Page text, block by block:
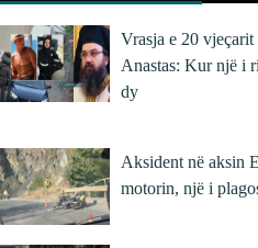
Vrasja e 20
Anastas: Kur një i
dy
Aksident në aksin
motorin, një i